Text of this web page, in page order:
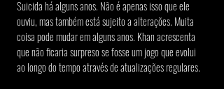
Suicida há alguns anos. Não é apenas isso que ele
ouviu, mas também está sujeito a alterações. Muita
coisa pode mudar em alguns anos. Khan acrescenta
que não ficaria surpreso se fosse um jogo que evolui
ao longo do tempo através de atualizações regulares.